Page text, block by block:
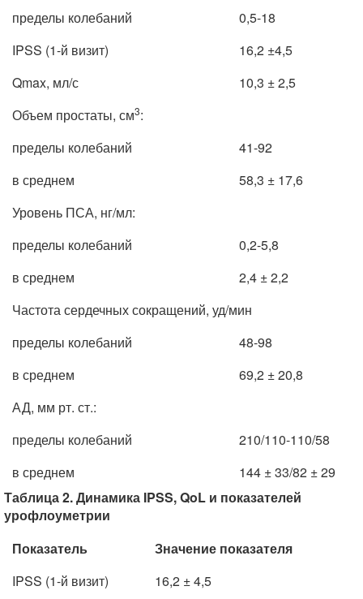
пределы колебаний
0,5-18
IPSS (1-й визит)
16,2 ±4,5
Qmax, мл/с
10,3 ± 2,5
Объем простаты, см3:
пределы колебаний
41-92
в среднем
58,3 ± 17,6
Уровень ПСА, нг/мл:
пределы колебаний
0,2-5,8
в среднем
2,4 ± 2,2
Частота сердечных сокращений, уд/мин
пределы колебаний
48-98
в среднем
69,2 ± 20,8
АД, мм рт. ст.:
пределы колебаний
210/110-110/58
в среднем
144 ± 33/82 ± 29
Таблица 2. Динамика IPSS, QoL и показателей
урофлоуметрии
Показатель
Значение показателя
IPSS (1-й визит)
16,2 ± 4,5